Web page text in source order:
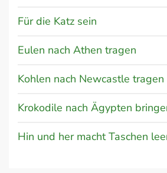
Für die Katz sein
Eulen nach Athen tragen
Kohlen nach Newcastle tragen
Krokodile nach Ägypten
Hin und her macht Taschen